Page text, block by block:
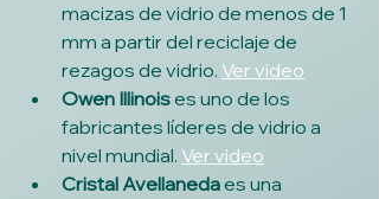
macizas de vidrio de menos de 1
mm a partir del reciclaje de
rezagos de vidrio. Ver video
Owen Illinois es uno de los
fabricantes líderes de vidrio a
nivel mundial. Ver video
Cristal Avellaneda es una